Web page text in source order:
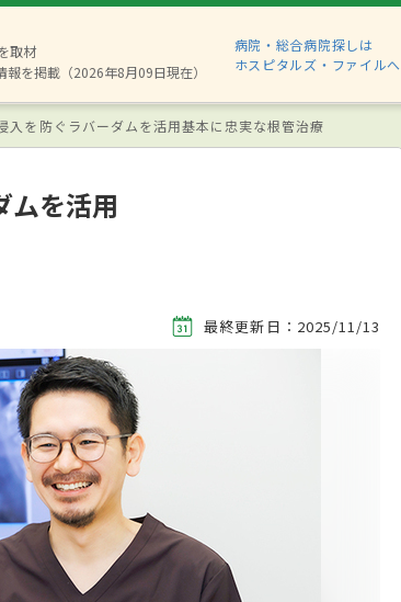
取材
を掲載（2026年8月09日現在）
病院・総合病院探しは
ホスピタルズ・ファイルへ
入を防ぐラバーダムを活用基本に忠実な根管治療
ムを活用
最終更新日：2025/11/13